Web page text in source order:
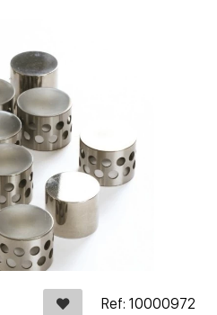
Ref: 10000972